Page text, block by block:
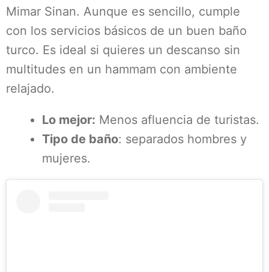
Mimar Sinan. Aunque es sencillo, cumple
con los servicios básicos de un buen baño
turco. Es ideal si quieres un descanso sin
multitudes en un hammam con ambiente
relajado.
Lo mejor: Menos afluencia de turistas.
Tipo de baño: separados hombres y
mujeres.